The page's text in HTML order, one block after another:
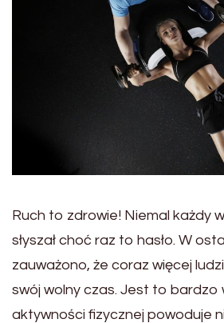
Ruch to zdrowie! Niemal każdy
słyszał choć raz to hasło. W
zauważono, że coraz więcej
swój wolny czas. Jest to bardzo
aktywności fizycznej powoduje